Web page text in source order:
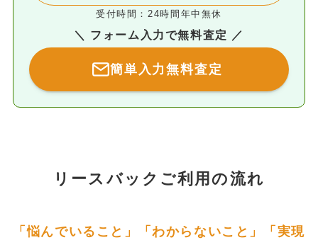
受付時間：24時間年中無休
＼ フォーム入力で無料査定 ／
簡単入力無料査定
リースバックご利用の流れ
「悩んでいること」「わからないこと」「実現